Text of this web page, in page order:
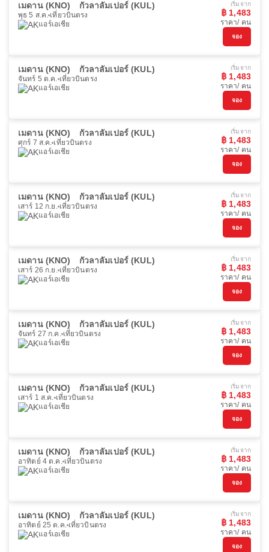
เมดาน (KNO) กัวลาลัมเปอร์ (KUL)
พุธ 5 ส.ค. เที่ยวบินตรง
แอร์เอเชีย
เริ่มจาก
฿ 1,483
ราคา/ คน
จอง
เมดาน (KNO) กัวลาลัมเปอร์ (KUL)
จันทร์ 5 ต.ค. เที่ยวบินตรง
แอร์เอเชีย
เริ่มจาก
฿ 1,483
ราคา/ คน
จอง
เมดาน (KNO) กัวลาลัมเปอร์ (KUL)
ศุกร์ 7 ส.ค. เที่ยวบินตรง
แอร์เอเชีย
เริ่มจาก
฿ 1,483
ราคา/ คน
จอง
เมดาน (KNO) กัวลาลัมเปอร์ (KUL)
เสาร์ 12 ก.ย. เที่ยวบินตรง
แอร์เอเชีย
เริ่มจาก
฿ 1,483
ราคา/ คน
จอง
เมดาน (KNO) กัวลาลัมเปอร์ (KUL)
เสาร์ 26 ก.ย. เที่ยวบินตรง
แอร์เอเชีย
เริ่มจาก
฿ 1,483
ราคา/ คน
จอง
เมดาน (KNO) กัวลาลัมเปอร์ (KUL)
จันทร์ 27 ก.ค. เที่ยวบินตรง
แอร์เอเชีย
เริ่มจาก
฿ 1,483
ราคา/ คน
จอง
เมดาน (KNO) กัวลาลัมเปอร์ (KUL)
เสาร์ 1 ส.ค. เที่ยวบินตรง
แอร์เอเชีย
เริ่มจาก
฿ 1,483
ราคา/ คน
จอง
เมดาน (KNO) กัวลาลัมเปอร์ (KUL)
อาทิตย์ 4 ต.ค. เที่ยวบินตรง
แอร์เอเชีย
เริ่มจาก
฿ 1,483
ราคา/ คน
จอง
เมดาน (KNO) กัวลาลัมเปอร์ (KUL)
อาทิตย์ 25 ต.ค. เที่ยวบินตรง
แอร์เอเชีย
เริ่มจาก
฿ 1,483
ราคา/ คน
จอง